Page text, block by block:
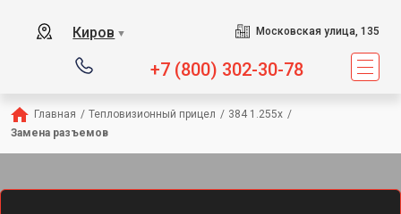
Киров ▼ Московская улица, 135
+7 (800) 302-30-78
Главная / Тепловизионный прицел / 384 1.255x /
Замена разъемов